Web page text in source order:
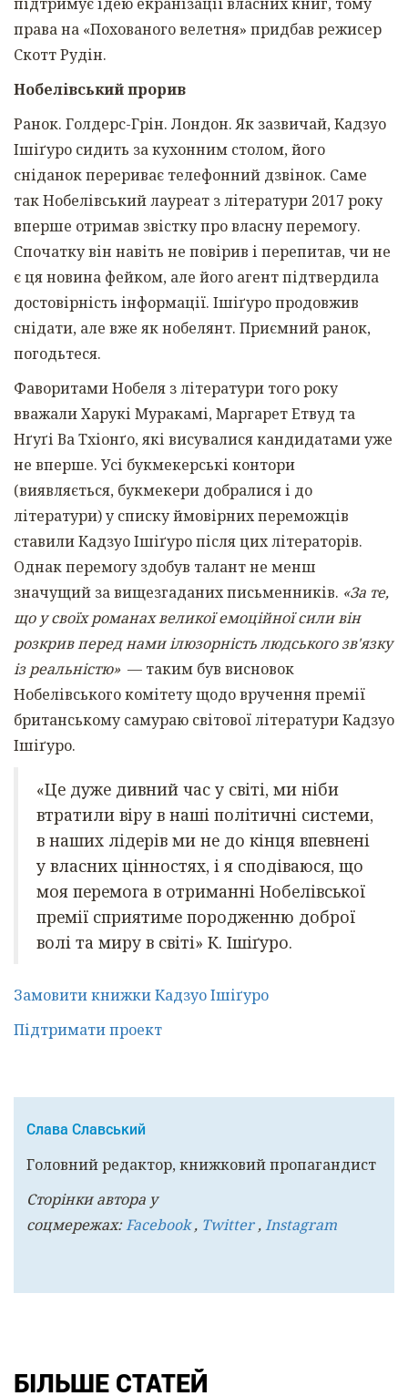
права на «Похованого велетня» придбав режисер
Скотт Рудін.
Нобелівський прорив
Ранок. Голдерс-Грін. Лондон. Як зазвичай, Кадзуо
Ішіґуро сидить за кухонним столом, його
сніданок перериває телефонний дзвінок. Саме
так Нобелівський лауреат з літератури 2017 року
вперше отримав звістку про власну перемогу.
Спочатку він навіть не повірив і перепитав, чи не
є ця новина фейком, але його агент підтвердила
достовірність інформації. Ішіґуро продовжив
снідати, але вже як нобелянт. Приємний ранок,
погодьтеся.
Фаворитами Нобеля з літератури того року
вважали Харукі Муракамі, Маргарет Етвуд та
Нґуґі Ва Тхіонґо, які висувалися кандидатами уже
не вперше. Усі букмекерські контори
(виявляється, букмекери добралися і до
літератури) у списку ймовірних переможців
ставили Кадзуо Ішіґуро після цих літераторів.
Однак перемогу здобув талант не менш
значущий за вищезгаданих письменників. «За те,
що у своїх романах великої емоційної сили він
розкрив перед нами ілюзорність людського зв'язку
із реальністю» — таким був висновок
Нобелівського комітету щодо вручення премії
британському самураю світової літератури Кадзуо
Ішіґуро.
«Це дуже дивний час у світі, ми ніби
втратили віру в наші політичні системи,
в наших лідерів ми не до кінця впевнені
у власних цінностях, і я сподіваюся, що
моя перемога в отриманні Нобелівської
премії сприятиме породженню доброї
волі та миру в світі» К. Ішіґуро.
Замовити книжки Кадзуо Ішіґуро
Підтримати проект
Слава Славський
Головний редактор, книжковий пропагандист
Сторінки автора у
соцмережах:Facebook, Twitter,Instagram
БІЛЬШЕ СТАТЕЙ